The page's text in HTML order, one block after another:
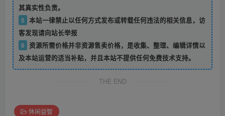
其真实性负责。
5 本站一律禁止以任何方式发布或转载任何违法的相关信息，访
客发现请向站长举报
6
资源所需价格并非资源售卖价格，是收集、整理、编辑详情以
及本站运营的适当补贴，并且本站不提供任何免费技术支持。
THE END
休闲益智